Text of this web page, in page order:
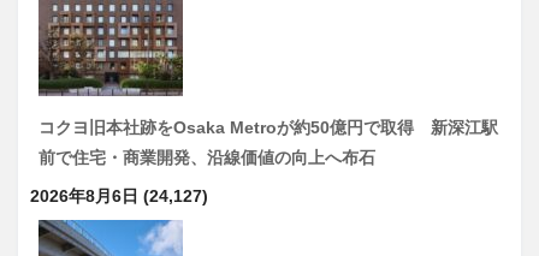
コクヨ旧本社跡をOsaka Metroが約50億円で取得 新深江駅
前で住宅・商業開発、沿線価値の向上へ布石
2026年8月6日 (24,127)